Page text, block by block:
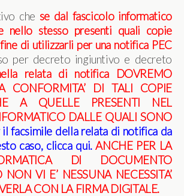
che se dal fascicolo informatico
nello stesso presenti quali copie
di utilizzarli per una notifica PEC
per decreto ingiuntivo e decreto
relata di notifica DOVREMO
CONFORMITA’ DI TALI COPIE
A QUELLE PRESENTI NEL
DALLE QUALI SONO
il facsimile della relata di notifica da
caso, clicca qui.ANCHE PER LA
DI DOCUMENTO
NON VI E’ NESSUNANECESSITA’
CON LA FIRMA DIGITALE.